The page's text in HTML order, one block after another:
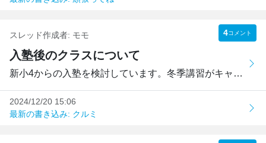
スレッド作成者: モモ 4コメント
入塾後のクラスについて
新小4からの入塾を検討しています。冬季講習がキャンペーンを...
2024/12/20 15:06
最新の書き込み: クルミ